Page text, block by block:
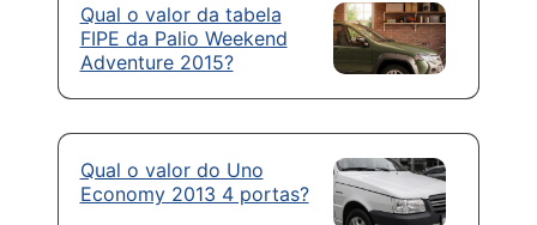
Qual o valor da tabela
FIPE da Palio Weekend
Adventure 2015?
Qual o valor do Uno
Economy 2013 4 portas?